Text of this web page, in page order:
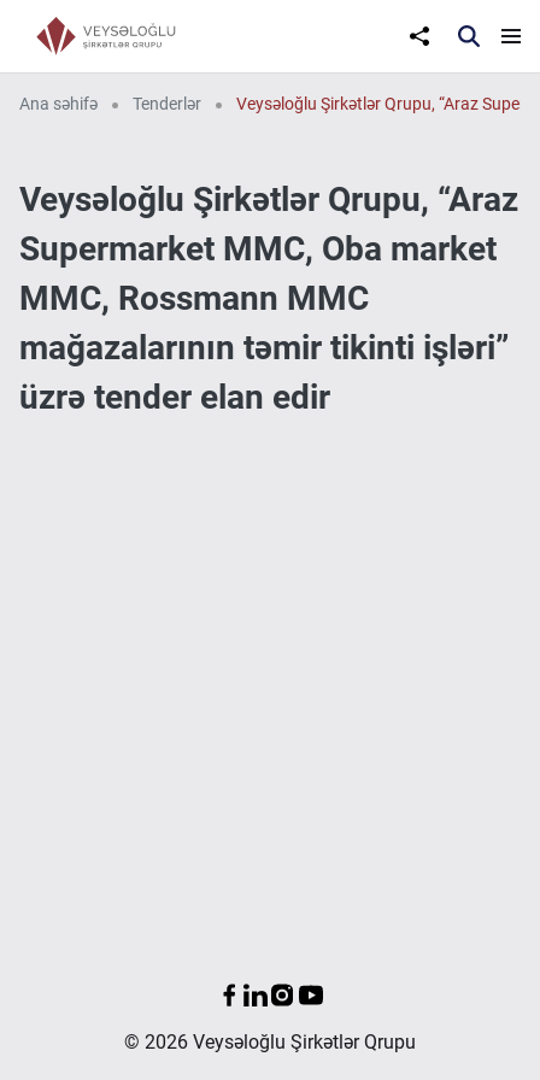
Ana səhifə Tenderlər Veysəloğlu Şirkətlər Qrupu, “Araz
Veysəloğlu Şirkətlər Qrupu, “Araz
Supermarket MMC, Oba market
MMC, Rossmann MMC
mağazalarının təmir tikinti işləri”
üzrə tender elan edir
© 2026 Veysəloğlu Şirkətlər Qrupu